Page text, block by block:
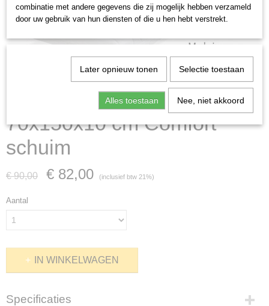
Kinder-Peutermatrassen -
70x150x10 cm Comfort
schuim
€ 90,00 € 82,00 (inclusief btw 21%)
Aantal
IN WINKELWAGEN
Specificaties
combinatie met andere gegevens die zij mogelijk hebben verzameld
door uw gebruik van hun diensten of die u hen hebt verstrekt.
Later opnieuw tonen Selectie toestaan
Alles toestaan Nee, niet akkoord